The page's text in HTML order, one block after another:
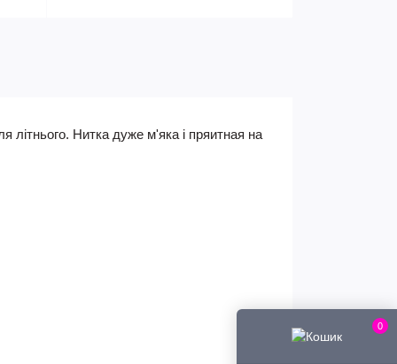
0
літнього. Нитка дуже м'яка і пряитная на